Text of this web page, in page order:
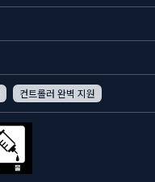
컨트롤러 완벽 지원